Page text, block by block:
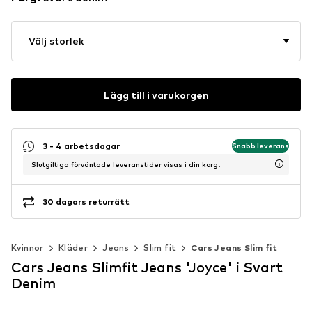
Välj storlek
Lägg till i varukorgen
3 - 4 arbetsdagar Snabb leverans
Slutgiltiga förväntade leveranstider visas i din korg.
30 dagars returrätt
Kvinnor Kläder Jeans Slim fit Cars Jeans Slim fit
Cars Jeans Slimfit Jeans 'Joyce' i Svart
Denim